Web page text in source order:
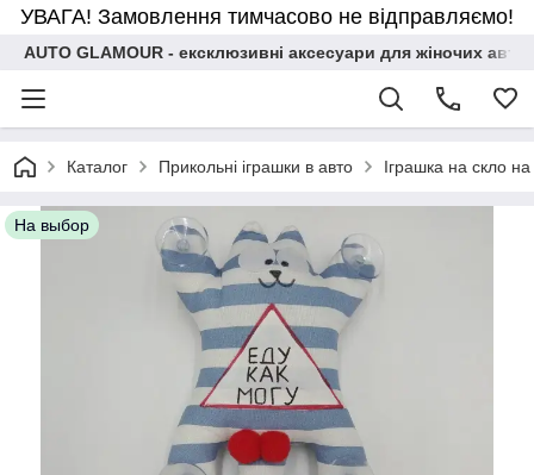
УВАГА! Замовлення тимчасово не відправляємо!
AUTO GLAMOUR - ексклюзивні аксесуари для жіночих
Каталог Прикольні іграшки в авто Іграшка на скло
На выбор